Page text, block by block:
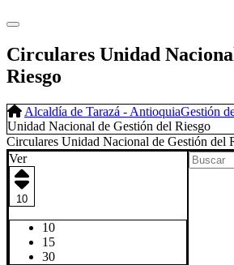
Circulares Unidad
Riesgo
Alcaldía de Tarazá - AntioquiaGestión
Unidad Nacional de Gestión del Riesgo
Circulares Unidad Nacional de Gestión del
Ver
10
10
15
30